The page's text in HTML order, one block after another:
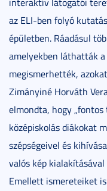
az ELI-ben folyó
épületben. Ráadásul
amelyekben láthatták a
megismerhették,
Zimányiné Horváth
elmondta, hogy
középiskolás diákokat
szépségeivel és
valós kép
Emellett ismereteiket